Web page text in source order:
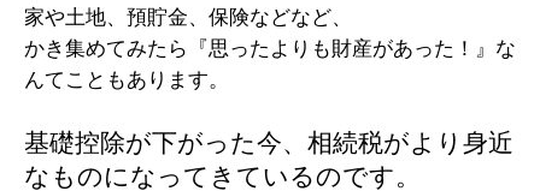
家や土地、預貯金、保険などなど、
かき集めてみたら『思ったよりも財産があった！』な
んてこともあります。
基礎控除が下がった今、相続税がより身近
なものになってきているのです。